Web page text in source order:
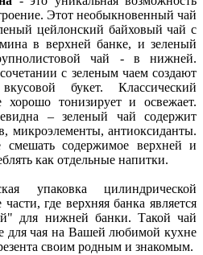
Этот необыкновенный чай
цейлонский байховый чай с
в верхней банке, и зеленый
чай - в нижней.
с зеленым чаем создают
букет. Классический
тонизирует и освежает.
– зеленый чай содержит
микроэлементы, антиоксиданты.
содержимое верхней и
как отдельные напитки.
упаковка цилиндрической
где верхняя банка является
для нижней банки. Такой чай
для чая на Вашей любимой кухне
своим родным и знакомым.